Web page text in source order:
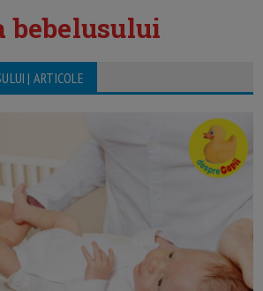
bebelusului
| ARTICOLE